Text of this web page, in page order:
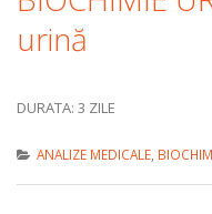
urină
DURATA: 3 ZILE
ANALIZE MEDICALE,